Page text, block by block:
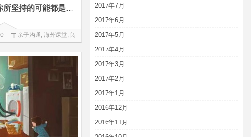
2017年7月
2017年6月
2017年5月
2017年4月
2017年3月
2017年2月
2017年1月
2016年12月
2016年11月
关于给孩子减负，你所坚持的可能都是错的
0 亲子沟通 海外课堂, 阅
读